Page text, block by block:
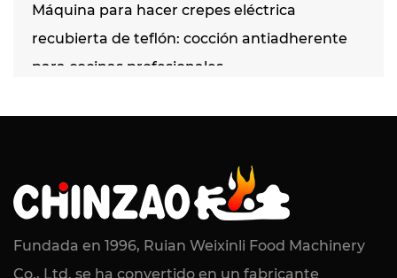
Máquina para hacer crepes eléctrica
recubierta de teflón: cocción antiadherente
para cocinas profesionales
LEER MÁS
2026-07-24 / Noticias de la industria
Máquina eléctrica de baño María de
combustión en seco: calentamiento
confiable de alimentos para cocinas
Fundada en 1996, Ruian Weixinli Food Machinery
Co., Ltd. se ha convertido en un fabricante